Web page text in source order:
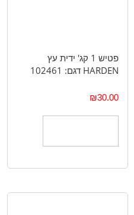
פטיש 1 קג' ידית עץ
HARDEN דגם: 102461
₪30.00